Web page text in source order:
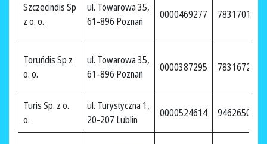
Szczecindis Sp
z o. o.
ul. Towarowa 35,
61-896 Poznań
0000469277 7831701826
Toruńdis Sp z
o. o.
ul. Towarowa 35,
61-896 Poznań
0000387295 7831672881
Turis Sp. z o.
o.
ul. Turystyczna 1,
20-207 Lublin
0000524614 9462650079